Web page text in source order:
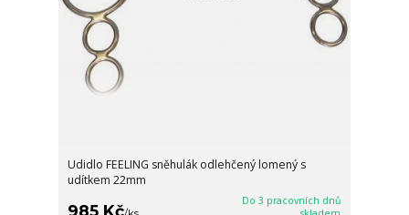
Udidlo FEELING sněhulák odlehčený lomený s
udítkem 22mm
985 Kč
Do 3 pracovních dnů